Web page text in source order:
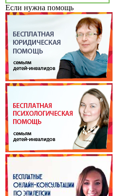
Если нужна помощь